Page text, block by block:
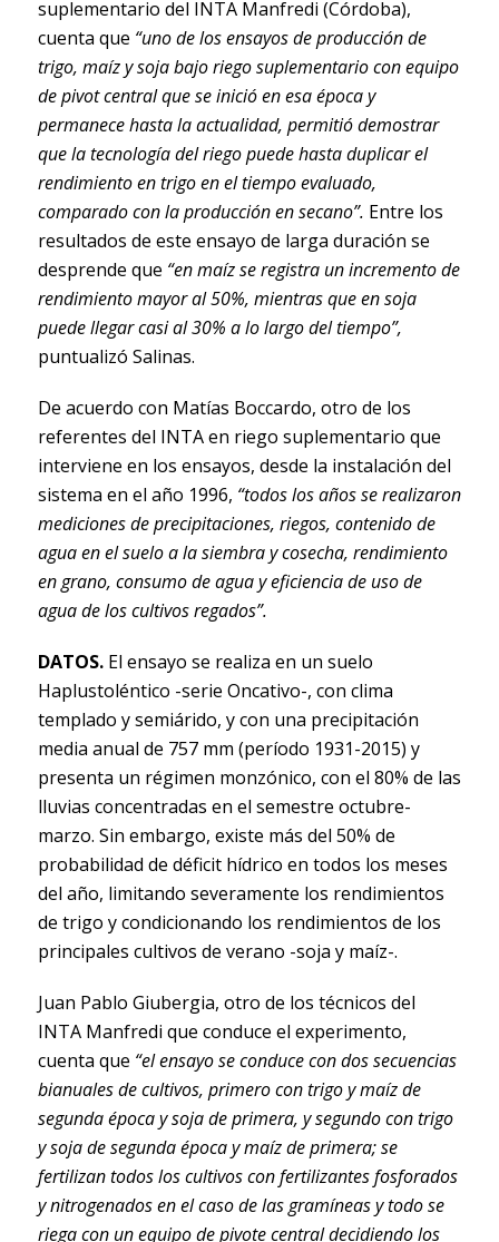
suplementario del INTA Manfredi (Córdoba),
cuenta que “uno de los ensayos de producción de
trigo, maíz y soja bajo riego suplementario con equipo
de pivot central que se inició en esa época y
permanece hasta la actualidad, permitió demostrar
que la tecnología del riego puede hasta duplicar el
rendimiento en trigo en el tiempo evaluado,
comparado con la producción en secano”. Entre los
resultados de este ensayo de larga duración se
desprende que “en maíz se registra un incremento de
rendimiento mayor al 50%, mientras que en soja
puede llegar casi al 30% a lo largo del tiempo”,
puntualizó Salinas.
De acuerdo con Matías Boccardo, otro de los
referentes del INTA en riego suplementario que
interviene en los ensayos, desde la instalación del
sistema en el año 1996, “todos los años se realizaron
mediciones de precipitaciones, riegos, contenido de
agua en el suelo a la siembra y cosecha, rendimiento
en grano, consumo de agua y eficiencia de uso de
agua de los cultivos regados”.
DATOS.El ensayo se realiza en un suelo
Haplustoléntico -serie Oncativo-, con clima
templado y semiárido, y con una precipitación
media anual de 757 mm (período 1931-2015) y
presenta un régimen monzónico, con el 80% de las
lluvias concentradas en el semestre octubre-
marzo. Sin embargo, existe más del 50% de
probabilidad de déficit hídrico en todos los meses
del año, limitando severamente los rendimientos
de trigo y condicionando los rendimientos de los
principales cultivos de verano -soja y maíz-.
Juan Pablo Giubergia, otro de los técnicos del
INTA Manfredi que conduce el experimento,
cuenta que “el ensayo se conduce con dos secuencias
bianuales de cultivos, primero con trigo y maíz de
segunda época y soja de primera, y segundo con trigo
y soja de segunda época y maíz de primera; se
fertilizan todos los cultivos con fertilizantes fosforados
y nitrogenados en el caso de las gramíneas y todo se
riega con un equipo de pivote central decidiendo los